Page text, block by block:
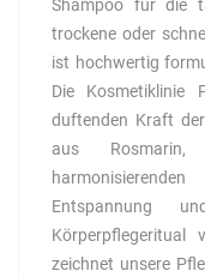
Shampoo für die
trockene oder
ist hochwertig
Die Kosmetiklinie
duftenden Kraft
aus
Entspannung
Körperpflegeritual
zeichnet unsere